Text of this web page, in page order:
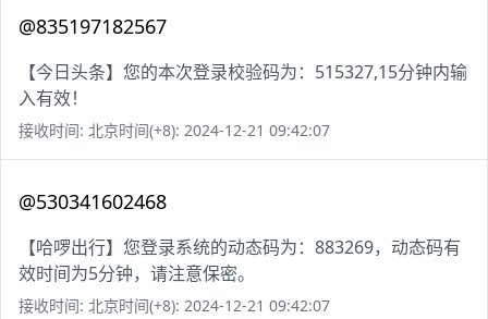
@835197182567
【今日头条】您的本次登录校验码为：515327,15分钟内输
入有效！
接收时间: 北京时间(+8): 2024-12-21 09:42:07
@530341602468
【哈啰出行】您登录系统的动态码为：883269，动态码有
效时间为5分钟，请注意保密。
接收时间: 北京时间(+8): 2024-12-21 09:42:07